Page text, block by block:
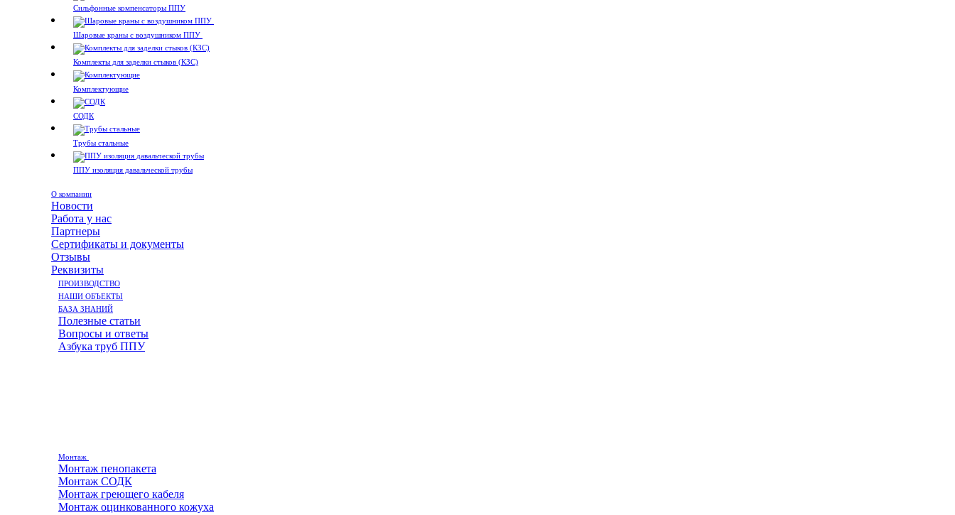
Сильфонные компенсаторы ППУ
Шаровые краны с воздушником ППУ
Комплекты для заделки стыков (КЗС)
Комплектующие
СОДК
Трубы стальные
ППУ изоляция давальческой трубы
О компании
Новости
Работа у нас
Партнеры
Сертификаты и документы
Отзывы
Реквизиты
ПРОИЗВОДСТВО
НАШИ ОБЪЕКТЫ
БАЗА ЗНАНИЙ
Полезные статьи
Вопросы и ответы
Азбука труб ППУ
Монтаж
Монтаж пенопакета
Монтаж СОДК
Монтаж греющего кабеля
Монтаж оцинкованного кожуха